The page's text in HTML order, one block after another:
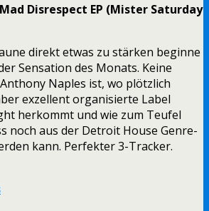
Disrespect EP (Mister Saturday
direkt etwas zu stärken beginne
Sensation des Monats. Keine
Naples ist, wo plötzlich
exzellent organisierte Label
herkommt und wie zum Teufel
noch aus der Detroit House Genre-
kann. Perfekter 3-Tracker.